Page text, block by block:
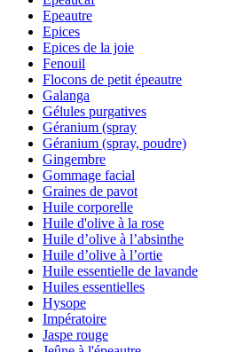
Epeautre
Epices
Epices de la joie
Fenouil
Flocons de petit épeautre
Galanga
Gélules purgatives
Géranium (spray
Géranium (spray, poudre)
Gingembre
Gommage facial
Graines de pavot
Huile corporelle
Huile d'olive à la rose
Huile d’olive à l’absinthe
Huile d’olive à l’ortie
Huile essentielle de lavande
Huiles essentielles
Hysope
Impératoire
Jaspe rouge